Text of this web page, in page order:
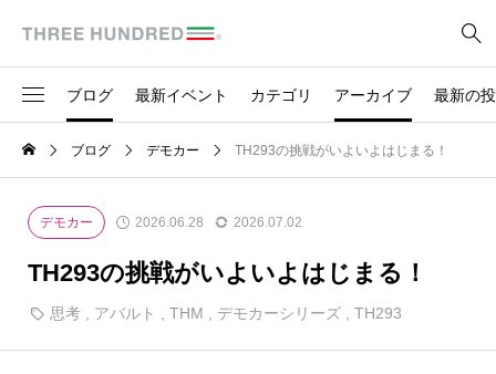
ブログ 最新イベント カテゴリ アーカイブ 最新の
300 POSTO OSAKA
BLOG
製品
2026
- 2026.05
- 2026.03
ブログ デモカー TH293の挑戦がいよいよはじまる！
デモカー 2026.06.28 2026.07.02
TH293の挑戦がいよいよはじまる！
思考 , アバルト , THM , デモカーシリーズ , TH293